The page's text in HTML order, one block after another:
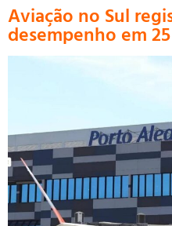
Aviação no Sul
desempenho em